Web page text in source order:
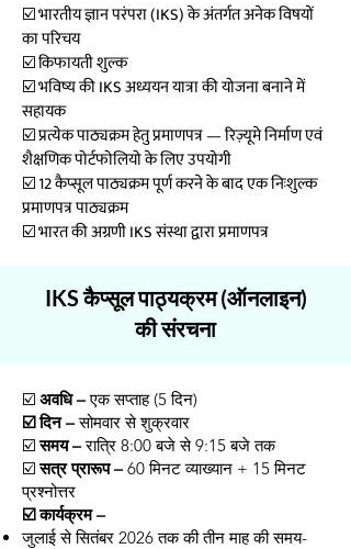
☑️ भारतीय ज्ञान परंपरा (IKS) के अंतर्गत अनेक विषयों
का परिचय
☑️ किफायती शुल्क
☑️ भविष्य की IKS अध्ययन यात्रा की योजना बनाने में
सहायक
☑️ प्रत्येक पाठ्यक्रम हेतु प्रमाणपत्र — रिज़्यूमे निर्माण एवं
शैक्षणिक पोर्टफोलियो के लिए उपयोगी
☑️ 12 कैप्सूल पाठ्यक्रम पूर्ण करने के बाद एक निःशुल्क
प्रमाणपत्र पाठ्यक्रम
☑️ भारत की अग्रणी IKS संस्था द्वारा प्रमाणपत्र
IKS कैप्सूल पाठ्यक्रम (ऑनलाइन)
की संरचना
☑️ अवधि –एक सप्ताह (5 दिन)
☑️ दिन –सोमवार से शुक्रवार
☑️समय –रात्रि 8:00 बजे से 9:15 बजे तक
☑️सत्र प्रारूप –60 मिनट व्याख्यान + 15 मिनट
प्रश्नोत्तर
☑️ कार्यक्रम –
जुलाई से सितंबर 2026 तक की तीन माह की समय-